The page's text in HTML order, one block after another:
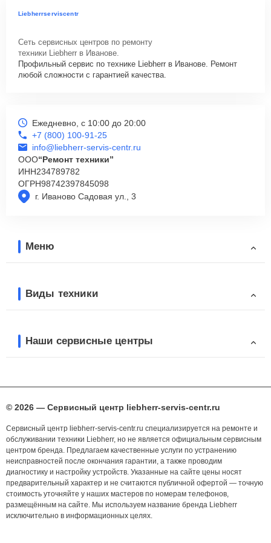
Liebherrserviscentr
Сеть сервисных центров по ремонту
техники Liebherr в Иванове.
Профильный сервис по технике Liebherr в Иванове. Ремонт
любой сложности с гарантией качества.
г. Иваново Садовая ул., 3
Ежедневно, с 10:00 до 20:00
+7 (800) 100-91-25
info@liebherr-servis-centr.ru
ООО“Ремонт техники”
ИНН234789782
ОГРН98742397845098
Меню
Виды техники
Наши сервисные центры
© 2026 — Сервисный центр liebherr-servis-centr.ru
Сервисный центр liebherr-servis-centr.ru специализируется на ремонте и
обслуживании техники Liebherr, но не является официальным сервисным
центром бренда. Предлагаем качественные услуги по устранению
неисправностей после окончания гарантии, а также проводим
диагностику и настройку устройств. Указанные на сайте цены носят
предварительный характер и не считаются публичной офертой — точную
стоимость уточняйте у наших мастеров по номерам телефонов,
размещённым на сайте. Мы используем название бренда Liebherr
исключительно в информационных целях.